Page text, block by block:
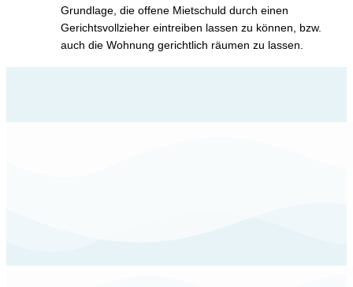
Grundlage, die offene Mietschuld durch einen
Gerichtsvollzieher eintreiben lassen zu können, bzw.
auch die Wohnung gerichtlich räumen zu lassen.